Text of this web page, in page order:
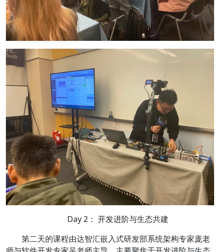
Day 2： 开发进阶与生态共建
第二天的课程由达智汇嵌入式研发部系统架构专家庞老